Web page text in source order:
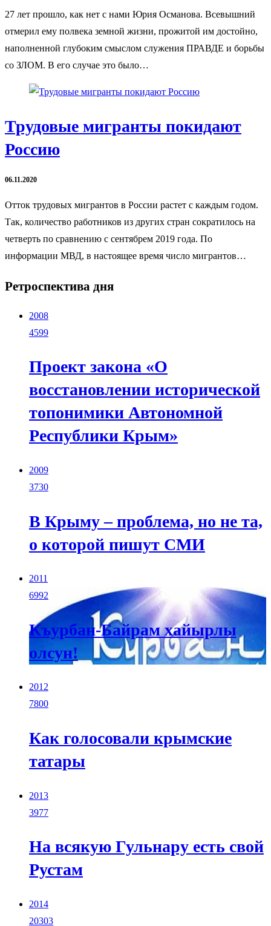
27 лет прошло, как нет с нами Юрия Османова. Всевышний
отмерил ему полвека земной жизни, прожитой им достойно,
наполненной глубоким смыслом служения ПРАВДЕ и борьбы
со ЗЛОМ. В его случае это было…
Трудовые мигранты покидают
Россию
06.11.2020
Отток трудовых мигрантов в России растет с каждым годом.
Так, количество работников из других стран сократилось на
четверть по сравнению с сентябрем 2019 года. По
информации МВД, в настоящее время число мигрантов…
Ретроспектива дня
2008
4599
Проект закона «О
восстановлении исторической
топонимики Автономной
Республики Крым»
2009
3730
В Крыму – проблема, но не та,
о которой пишут СМИ
2011
6992
Къурбан-Байрам хайырлы
олсун!
2012
7800
Как голосовали крымские
татары
2013
3977
На всякую Гульнару есть свой
Рустам
2014
20303